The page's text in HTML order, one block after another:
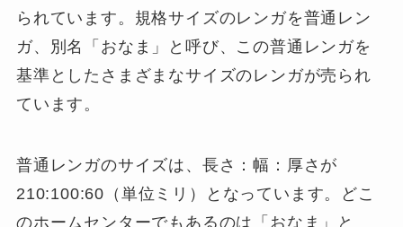
られています。規格サイズのレンガを普通レン
ガ、別名「おなま」と呼び、この普通レンガを
基準としたさまざまなサイズのレンガが売られ
ています。
普通レンガのサイズは、長さ：幅：厚さが
210:100:60（単位ミリ）となっています。どこ
のホームセンターでもあるのは「おなま」と